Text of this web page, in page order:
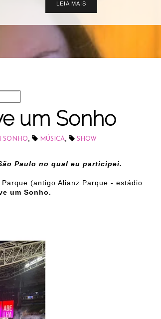
LEIA MAIS
um Sonho
SONHO MÚSICA SHOW
Paulo no qual eu participei.
(antigo Alianz Parque - estádio
um Sonho.